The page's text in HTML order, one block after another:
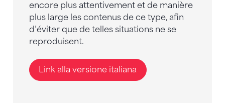
encore plus attentivement et de manière
plus large les contenus de ce type, afin
d’éviter que de telles situations ne se
reproduisent.
Link alla versione italiana